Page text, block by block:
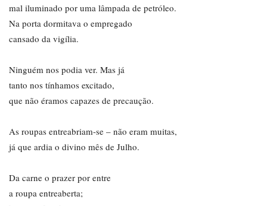
mal iluminado por uma lâmpada de petróleo.
Na porta dormitava o empregado
cansado da vigília.
Ninguém nos podia ver. Mas já
tanto nos tínhamos excitado,
que não éramos capazes de precaução.
As roupas entreabriam-se – não eram muitas,
já que ardia o divino mês de Julho.
Da carne o prazer por entre
a roupa entreaberta;